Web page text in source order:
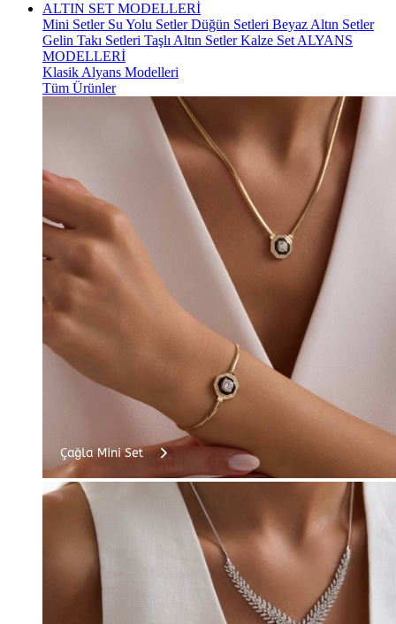
ALTIN SET MODELLERİ
Mini Setler Su Yolu SetlerDüğün Setleri Beyaz Altın Setler
Gelin Takı Setleri Taşlı Altın SetlerKalze Set ALYANS
MODELLERİ
Klasik Alyans Modelleri
Tüm Ürünler